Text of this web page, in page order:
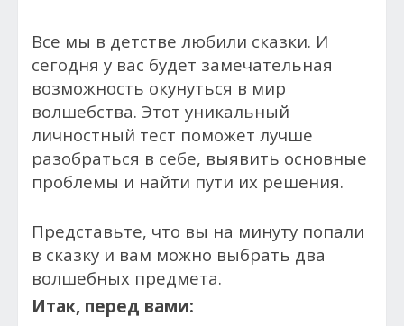
Все мы в детстве любили сказки. И
сегодня у вас будет замечательная
возможность окунуться в мир
волшебства. Этот уникальный
личностный тест поможет лучше
разобраться в себе, выявить основные
проблемы и найти пути их решения.
Представьте, что вы на минуту попали
в сказку и вам можно выбрать два
волшебных предмета.
Итак, перед вами: